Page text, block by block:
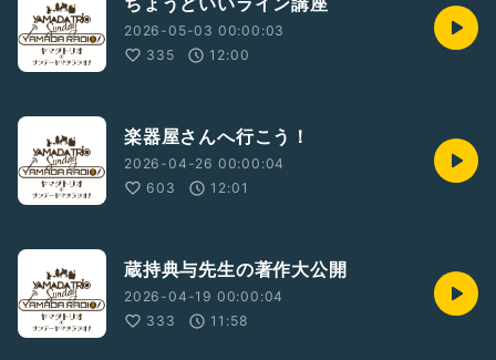
2026-05-03 00:00:03
335
12:00
楽器屋さんへ行こう！
2026-04-26 00:00:04
603
12:01
蔵持典与先生の著作大公開
2026-04-19 00:00:04
333
11:58